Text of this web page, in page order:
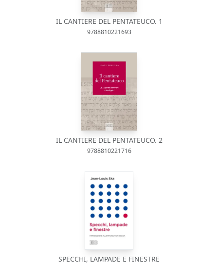
IL CANTIERE DEL PENTATEUCO. 1
9788810221693
IL CANTIERE DEL PENTATEUCO. 2
9788810221716
SPECCHI, LAMPADE E FINESTRE